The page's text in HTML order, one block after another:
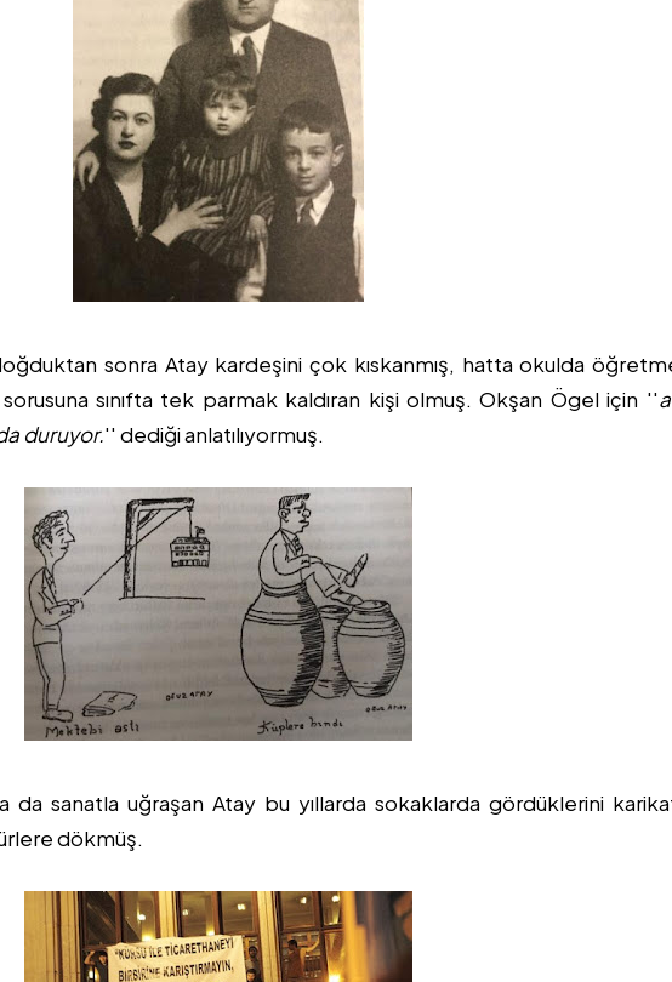
sonra Atay kardeşini çok kıskanmış, hatta okulda
sınıfta tek parmak kaldıran kişi olmuş. Okşan Ögel için ''
duruyor.'' dediği anlatılıyormuş.
da sanatla uğraşan Atay bu yıllarda sokaklarda gördüklerini
dökmüş.